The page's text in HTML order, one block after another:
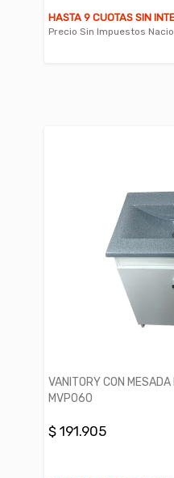
HASTA 9 CUOTAS SIN
Precio Sin Impuestos
VANITORY CON
MVP060
$ 191.905